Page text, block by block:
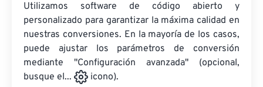
Utilizamos software de código abierto y
personalizado para garantizar la máxima calidad en
nuestras conversiones. En la mayoría de los casos,
puede ajustar los parámetros de conversión
mediante "Configuración avanzada" (opcional,
busque el...
icono).